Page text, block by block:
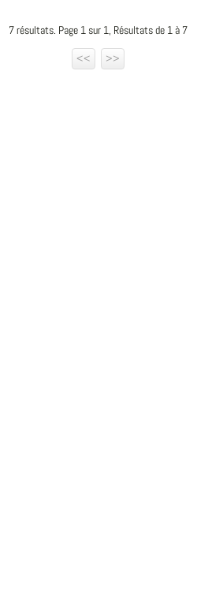
7 résultats. Page 1 sur 1, Résultats de 1 à 7
<<
>>